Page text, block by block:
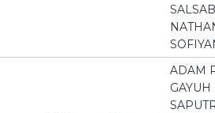
ADAM
GAYUH